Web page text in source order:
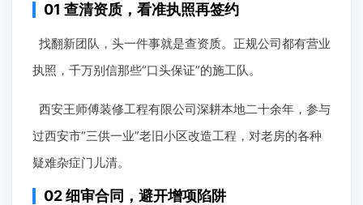
01 查清资质，看准执照再签约
找翻新团队，头一件事就是查资质。正规公司都有营业
执照，千万别信那些“口头保证”的施工队。
西安王师傅装修工程有限公司深耕本地二十余年，参与
过西安市“三供一业”老旧小区改造工程，对老房的各种
疑难杂症门儿清。
02 细审合同，避开增项陷阱